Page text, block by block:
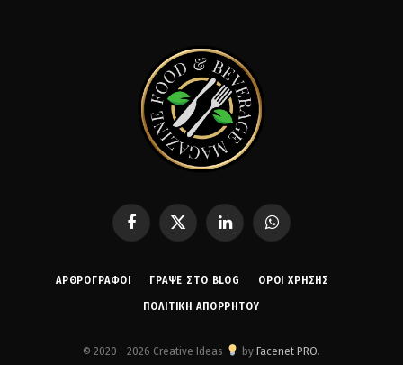
FacebookX
LinkedIn WhatsApp
ΑΡΘΡΟΓΡΑΦΟΙ ΓΡΆΨΕ ΣΤΟ BLOG ΌΡΟΙ ΧΡΉΣΗΣ
ΠΟΛΙΤΙΚΉ ΑΠΟΡΡΉΤΟΥ
© 2020 - 2026 Creative Ideas by Facenet PRO.